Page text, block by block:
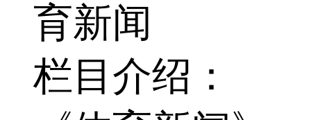
育新闻
栏目介绍：